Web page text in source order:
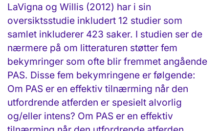
LaVigna og Willis (2012) har i sin
oversiktsstudie inkludert 12 studier som
samlet inkluderer 423 saker. I studien ser de
nærmere på om litteraturen støtter fem
bekymringer som ofte blir fremmet angående
PAS. Disse fem bekymringene er følgende:
Om PAS er en effektiv tilnærming når den
utfordrende atferden er spesielt alvorlig
og/eller intens? Om PAS er en effektiv